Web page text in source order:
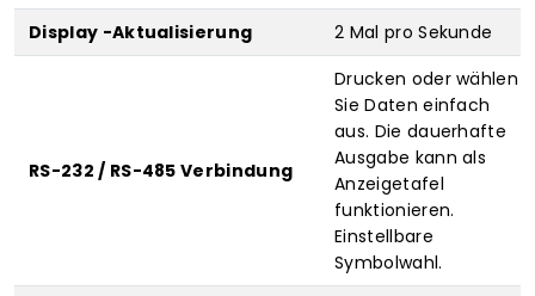
Display -Aktualisierung
2 Mal pro Sekunde
RS-232 / RS-485 Verbindung
Drucken oder wählen
Sie Daten einfach
aus. Die dauerhafte
Ausgabe kann als
Anzeigetafel
funktionieren.
Einstellbare
Symbolwahl.